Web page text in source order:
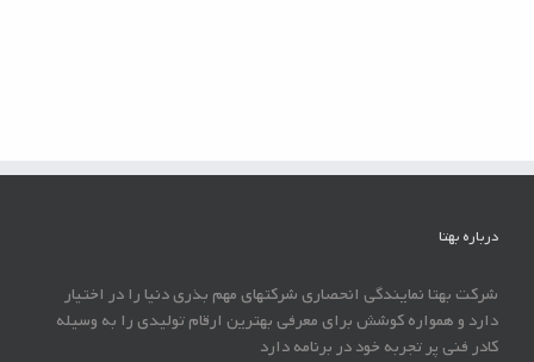
درباره بهتا
شرکت بهتا نمایندگی انحصاری شرکتهای مهم بذری دنیا را در اختیار
دارد و همواره کوشش برای معرفی بهترین ارقام تولیدی را به وسیله
کادر فنی پر تجربه خود در برنامه دارد